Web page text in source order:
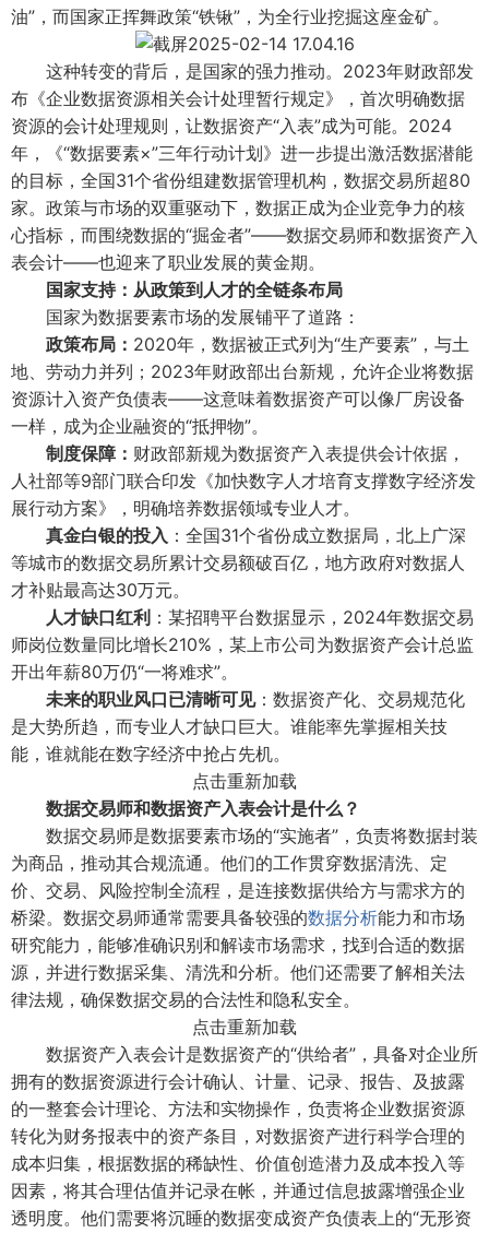
油”，而国家正挥舞政策“铁锹”，为全行业挖掘这座金矿。
这种转变的背后，是国家的强力推动。2023年财政部发
布《企业数据资源相关会计处理暂行规定》，首次明确数据
资源的会计处理规则，让数据资产“入表”成为可能。2024
年，《“数据要素×”三年行动计划》进一步提出激活数据潜能
的目标，全国31个省份组建数据管理机构，数据交易所超80
家。政策与市场的双重驱动下，数据正成为企业竞争力的核
心指标，而围绕数据的“掘金者”——数据交易师和数据资产入
表会计——也迎来了职业发展的黄金期。
国家支持：从政策到人才的全链条布局
国家为数据要素市场的发展铺平了道路：
政策布局： 2020年，数据被正式列为“生产要素”，与土
地、劳动力并列；2023年财政部出台新规，允许企业将数据
资源计入资产负债表——这意味着数据资产可以像厂房设备
一样，成为企业融资的“抵押物”。
制度保障： 财政部新规为数据资产入表提供会计依据，
人社部等9部门联合印发《加快数字人才培育支撑数字经济发
展行动方案》，明确培养数据领域专业人才。
真金白银的投入 ：全国31个省份成立数据局，北上广深
等城市的数据交易所累计交易额破百亿，地方政府对数据人
才补贴最高达30万元。
人才缺口红利 ：某招聘平台数据显示，2024年数据交易
师岗位数量同比增长210%，某上市公司为数据资产会计总监
开出年薪80万仍“一将难求”。
未来的职业风口已清晰可见：数据资产化、交易规范化
是大势所趋，而专业人才缺口巨大。谁能率先掌握相关技
能，谁就能在数字经济中抢占先机。
点击重新加载
数据交易师和数据资产入表会计是什么？
数据交易师是数据要素市场的“实施者”，负责将数据封装
为商品，推动其合规流通。他们的工作贯穿数据清洗、定
价、交易、风险控制全流程，是连接数据供给方与需求方的
桥梁。数据交易师通常需要具备较强的数据分析能力和市场
研究能力，能够准确识别和解读市场需求，找到合适的数据
源，并进行数据采集、清洗和分析。他们还需要了解相关法
律法规，确保数据交易的合法性和隐私安全。
点击重新加载
数据资产入表会计是数据资产的“供给者”，具备对企业所
拥有的数据资源进行会计确认、计量、记录、报告、及披露
的一整套会计理论、方法和实物操作，负责将企业数据资源
转化为财务报表中的资产条目，对数据资产进行科学合理的
成本归集，根据数据的稀缺性、价值创造潜力及成本投入等
因素，将其合理估值并记录在帐，并通过信息披露增强企业
透明度。他们需要将沉睡的数据变成资产负债表上的“无形资